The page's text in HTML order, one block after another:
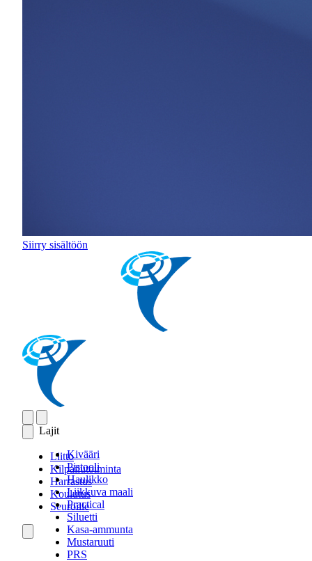
Siirry sisältöön
Lajit
Kivääri
Pistooli
Haulikko
Liikkuva maali
Practical
Siluetti
Kasa-ammunta
Mustaruuti
PRS
Liitto
Kilpailutoiminta
Harrastus
Koulutus
Seuroille